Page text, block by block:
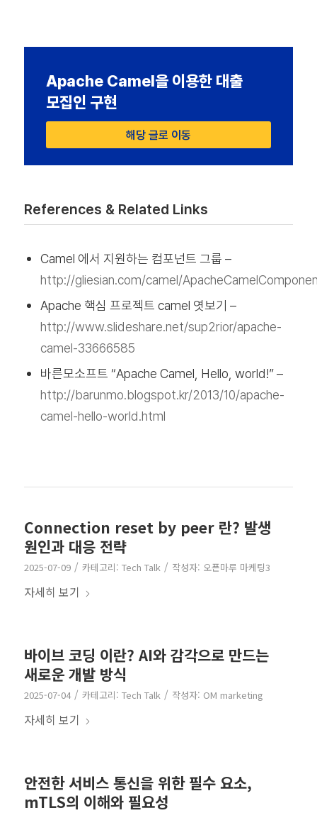
Apache Camel을 이용한 대출
모집인 구현
해당 글로 이동
References & Related Links
Camel 에서 지원하는 컴포넌트 그룹 –
http://gliesian.com/camel/
Apache 핵심 프로젝트 camel 엿보기 –
http://www.slideshare.net/sup2rior/apache-
camel-33666585
바른모소프트 “Apache Camel, Hello, world!” –
http://barunmo.blogspot.kr/2013/10/apache-
camel-hello-world.html
Connection reset by peer 란? 발생
원인과 대응 전략
2025-07-09 / 카테고리: Tech Talk / 작성자: 오픈마루 마케팅3
자세히 보기
바이브 코딩 이란? AI와 감각으로 만드는
새로운 개발 방식
2025-07-04 / 카테고리: Tech Talk / 작성자: OM marketing
자세히 보기
안전한 서비스 통신을 위한 필수 요소,
mTLS의 이해와 필요성